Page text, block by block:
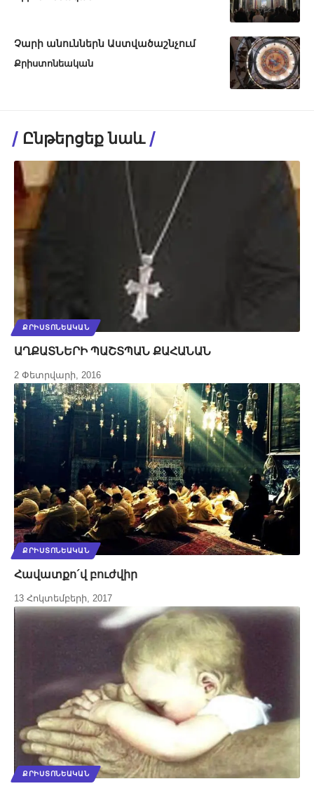
Չարի անուններն Աստվածաշնչում
Քրիստոնեական
Ընթերցեք նաև
ՔՐԻՍՏՈՆԵԱԿԱՆ
ԱՂՔԱՏՆԵՐԻ ՊԱՇՏՊԱՆ ՔԱՀԱՆԱՆ
2 Փետրվարի, 2016
ՔՐԻՍՏՈՆԵԱԿԱՆ
Հավատքո´վ բուժվիր
13 Հոկտեմբերի, 2017
ՔՐԻՍՏՈՆԵԱԿԱՆ